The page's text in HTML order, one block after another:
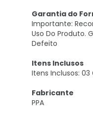
Garantia do
Importante:
Uso Do Produto.
Defeito
Itens Inclusos
Itens Inclusos:
Fabricante
PPA